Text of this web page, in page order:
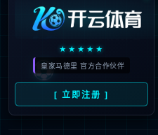
Oops，您请